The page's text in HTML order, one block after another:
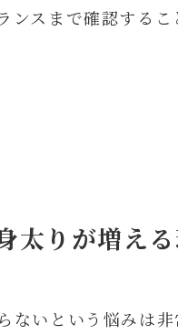
ンスまで確認するこ
太りが増え
ないという悩みは非